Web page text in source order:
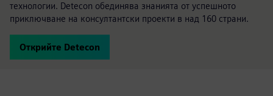
технологии. Detecon обединява знанията от успешното
приключване на консултантски проекти в над 160 страни.
Открийте Detecon